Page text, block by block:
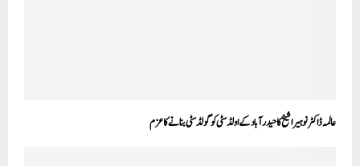
عالمہ ڈاکٹر نوہیرا شیخ کا حیدر آباد کے اولڈ سٹی کو گولڈ سٹی بنانے کا عزم